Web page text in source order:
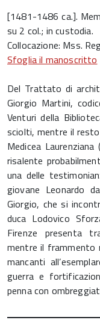
[1481-1486 ca.].
su 2 col.; in custodia.
Collocazione: Mss.
Sfoglia il manoscritto
Del Trattato di
Giorgio Martini,
Venturi della
sciolti, mentre il
Medicea
risalente
una delle
giovane Leonardo
Giorgio, che si
duca Lodovico
Firenze presenta
mentre il frammento
mancanti
guerra e
penna con